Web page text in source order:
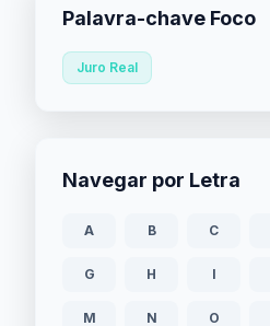
Palavra-chave Foco
Juro Real
Navegar por Letra
A B C
G H I
M N O